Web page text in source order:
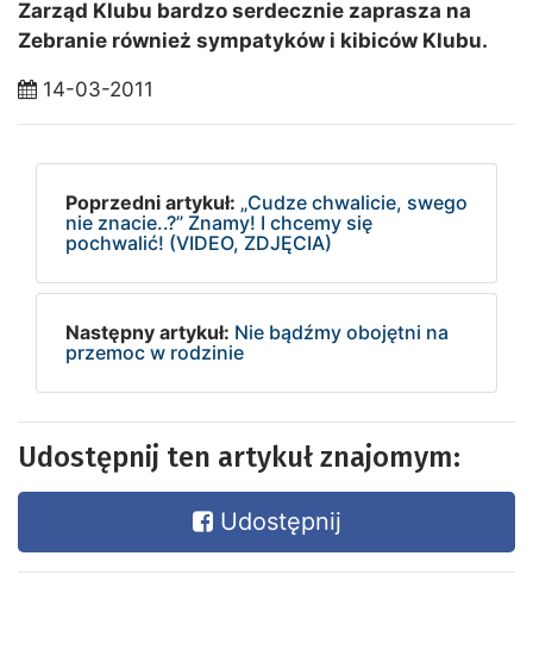
Zarząd Klubu bardzo serdecznie zaprasza na
Zebranie również sympatyków i kibiców Klubu.
14-03-2011
Poprzedni artykuł: „Cudze chwalicie, swego
nie znacie..?” Znamy! I chcemy się
pochwalić! (VIDEO, ZDJĘCIA)
Następny artykuł: Nie bądźmy obojętni na
przemoc w rodzinie
Udostępnij ten artykuł znajomym:
Udostępnij